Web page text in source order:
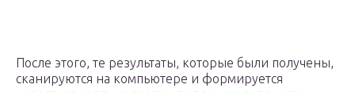
После этого, те результаты, которые были получены,
сканируются на компьютере и формируется